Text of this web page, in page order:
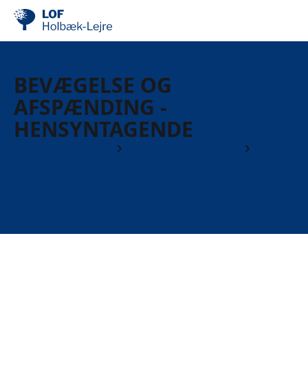
BEVÆGELSE OG
AFSPÆNDING -
HENSYNTAGENDE